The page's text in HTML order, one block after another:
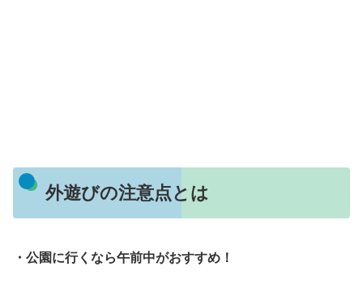
外遊びの注意点とは
・公園に行くなら午前中がおすすめ！